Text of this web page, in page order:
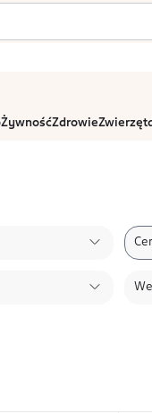
ŻywnośćZdrowie